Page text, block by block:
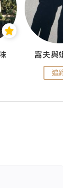
窩夫與蝦
追蹤